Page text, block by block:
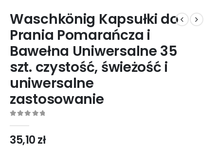
Waschkönig Kapsułki do
Prania Pomarańcza i
Bawełna Uniwersalne 35
szt. czystość, świeżość i
uniwersalne
zastosowanie
35,10zł